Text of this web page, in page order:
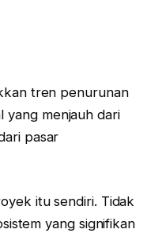
tren penurunan
yang menjauh dari
pasar
itu sendiri. Tidak
yang signifikan